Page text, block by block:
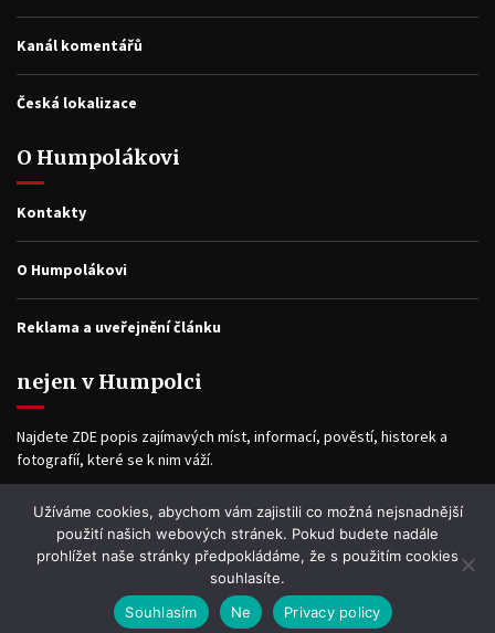
Kanál komentářů
Česká lokalizace
O Humpolákovi
Kontakty
O Humpolákovi
Reklama a uveřejnění článku
nejen v Humpolci
Najdete ZDE popis zajímavých míst, informací, pověstí, historek a
fotografíí, které se k nim váží.
Facebook
Užíváme cookies, abychom vám zajistili co možná nejsnadnější
použití našich webových stránek. Pokud budete nadále
prohlížet naše stránky předpokládáme, že s použitím cookies
souhlasíte.
Souhlasím
Ne Privacy policy